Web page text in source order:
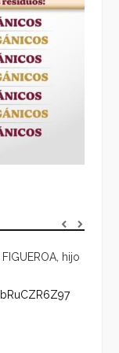
FIGUEROA, hijo